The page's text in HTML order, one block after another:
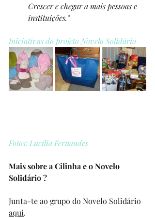
Crescer e chegar a mais pessoas e
instituições."
Iniciativas do projeto Novelo Solidário
Fotos: Lucília Fernandes
Mais sobre a Cilinha e o Novelo
Solidário ?
Junta-te ao grupo do Novelo Solidário
aqui.